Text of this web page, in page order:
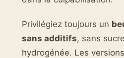
Privilégiez toujours un
sans additifs, sans
hydrogénée. Les